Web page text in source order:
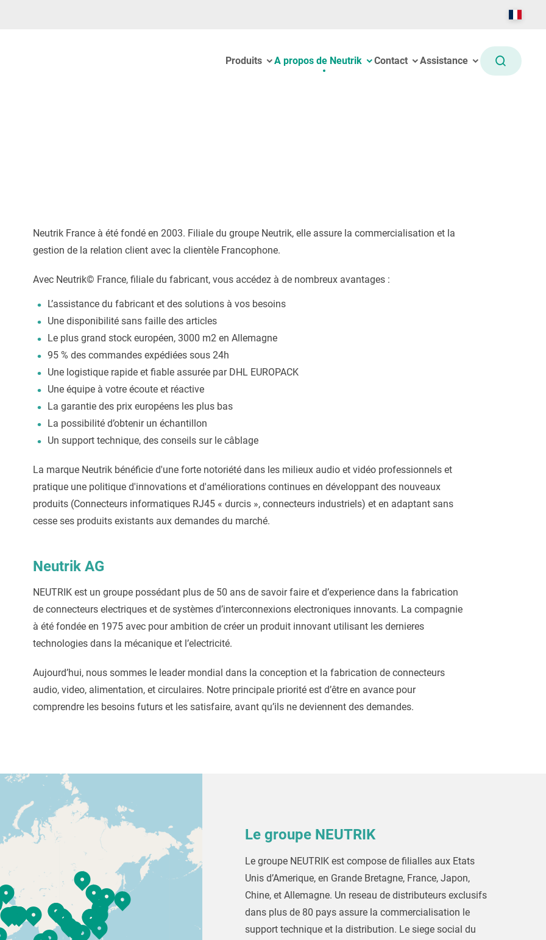
Produits A propos de Neutrik Contact Assistance
Neutrik France à été fondé en 2003. Filiale du groupe Neutrik, elle assure la commercialisation et la
gestion de la relation client avec la clientèle Francophone.
Avec Neutrik© France, filiale du fabricant, vous accédez à de nombreux avantages :
L’assistance du fabricant et des solutions à vos besoins
Une disponibilité sans faille des articles
Le plus grand stock européen, 3000 m2 en Allemagne
95 % des commandes expédiées sous 24h
Une logistique rapide et fiable assurée par DHL EUROPACK
Une équipe à votre écoute et réactive
La garantie des prix européens les plus bas
La possibilité d’obtenir un échantillon
Un support technique, des conseils sur le câblage
La marque Neutrik bénéficie d'une forte notoriété dans les milieux audio et vidéo professionnels et
pratique une politique d'innovations et d'améliorations continues en développant des nouveaux
produits (Connecteurs informatiques RJ45 « durcis », connecteurs industriels) et en adaptant sans
cesse ses produits existants aux demandes du marché.
Neutrik AG
NEUTRIK est un groupe possédant plus de 50 ans de savoir faire et d’experience dans la fabrication
de connecteurs electriques et de systèmes d’interconnexions electroniques innovants. La compagnie
à été fondée en 1975 avec pour ambition de créer un produit innovant utilisant les dernieres
technologies dans la mécanique et l’electricité.
Aujourd’hui, nous sommes le leader mondial dans la conception et la fabrication de connecteurs
audio, video, alimentation, et circulaires. Notre principale priorité est d’être en avance pour
comprendre les besoins futurs et les satisfaire, avant qu’ils ne deviennent des demandes.
Le groupe NEUTRIK
Le groupe NEUTRIK est compose de filialles aux Etats
Unis d’Amerique, en Grande Bretagne, France, Japon,
Chine, et Allemagne. Un reseau de distributeurs exclusifs
dans plus de 80 pays assure la commercialisation le
support technique et la distribution. Le siege social du